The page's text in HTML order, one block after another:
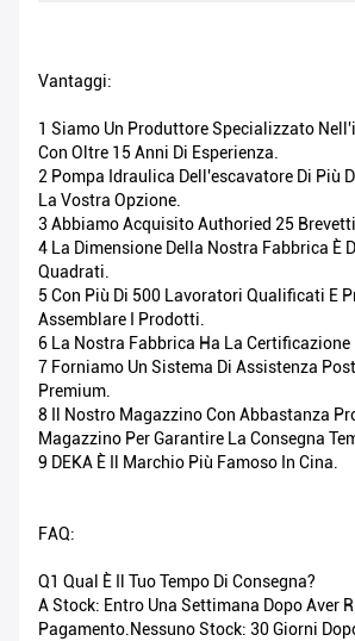
Vantaggi:
1 Siamo Un Produttore Specializzato
Con Oltre 15 Anni Di Esperienza.
2 Pompa Idraulica Dell'escavatore Di Più
La Vostra Opzione.
3 Abbiamo Acquisito Authoried 25
4 La Dimensione Della Nostra Fabbrica È
Quadrati.
5 Con Più Di 500 Lavoratori Qualificati E
Assemblare I Prodotti.
6 La Nostra Fabbrica Ha La Certificazione
7 Forniamo Un Sistema Di Assistenza
Premium.
8 Il Nostro Magazzino Con Abbastanza
Magazzino Per Garantire La Consegna
9 DEKA È Il Marchio Più Famoso In Cina.
FAQ:
Q1 Qual È Il Tuo Tempo Di Consegna?
A Stock: Entro Una Settimana Dopo Aver
Pagamento.Nessuno Stock: 30 Giorni